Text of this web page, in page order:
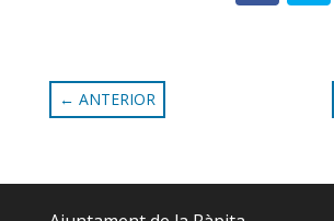
← ANTERIOR